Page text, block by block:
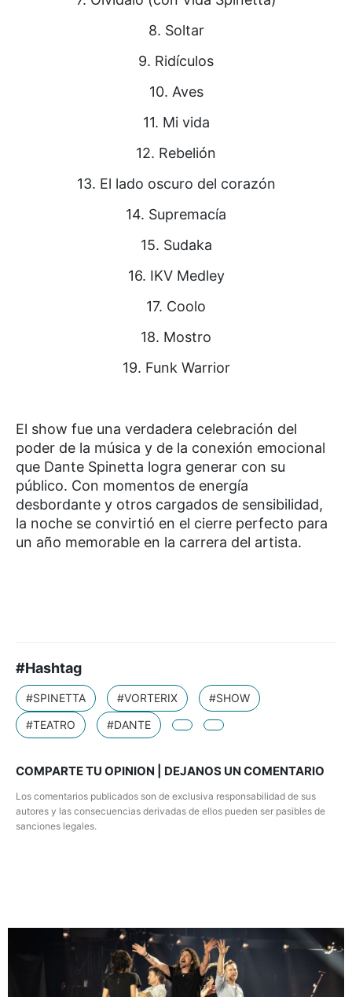
8. Soltar
9. Ridículos
10. Aves
11. Mi vida
12. Rebelión
13. El lado oscuro del corazón
14. Supremacía
15. Sudaka
16. IKV Medley
17. Coolo
18. Mostro
19. Funk Warrior
El show fue una verdadera celebración del
poder de la música y de la conexión emocional
que Dante Spinetta logra generar con su
público. Con momentos de energía
desbordante y otros cargados de sensibilidad,
la noche se convirtió en el cierre perfecto para
un año memorable en la carrera del artista.
#Hashtag
#SPINETTA #VORTERIX
#SHOW
#TEATRO
#DANTE
COMPARTE TU OPINION | DEJANOS UN COMENTARIO
Los comentarios publicados son de exclusiva responsabilidad de sus
autores y las consecuencias derivadas de ellos pueden ser pasibles de
sanciones legales.